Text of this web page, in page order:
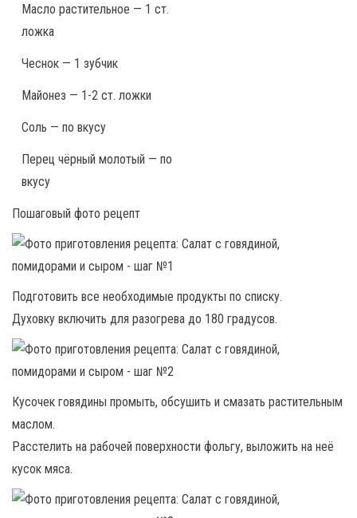
Масло растительное — 1 ст.
ложка
Чеснок — 1 зубчик
Майонез — 1-2 ст. ложки
Соль — по вкусу
Перец чёрный молотый — по
вкусу
Пошаговый фото рецепт
Подготовить все необходимые продукты по списку.
Духовку включить для разогрева до 180 градусов.
Кусочек говядины промыть, обсушить и смазать растительным
маслом.
Расстелить на рабочей поверхности фольгу, выложить на неё
кусок мяса.